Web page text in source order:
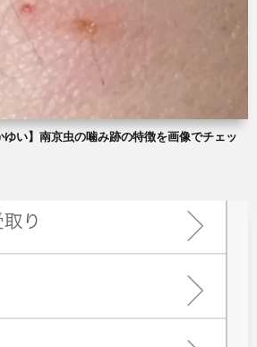
い】南京虫の噛み跡の特徴を画像でチェッ